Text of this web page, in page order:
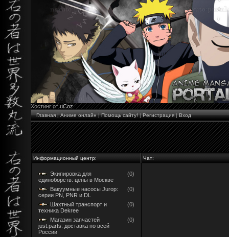
Хостинг отuCoz
Главная|Аниме онлайн|Помощь сайту!|Регистрация|Вход
Информационный центр: Чат:
Экипировка для
единоборств: цены в Москве
(0)
Вакуумные насосы Jurop:
серии PN, PNR и DL
(0)
Шахтный транспорт и
техника Dekree
(0)
Магазин запчастей
just.parts: доставка по всей
России
(0)